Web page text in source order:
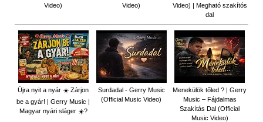
Video)
Video)
Video) | Megható szakítós
dal
Újra nyit a nyár ☀️ Zárjon
be a gyár! | Gerry Music |
Magyar nyári sláger ☀️?
Surdadal - Gerry Music
(Official Music Video)
Menekülök tőled ? | Gerry
Music – Fájdalmas
Szakítás Dal (Official
Music Video)